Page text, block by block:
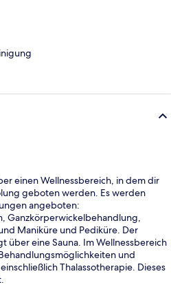
einen Wellnessbereich, in dem dir
geboten werden. Es werden
angeboten:
Ganzkörperwickelbehandlung,
Maniküre und Pediküre. Der
über eine Sauna. Im Wellnessbereich
und
Thalassotherapie. Dieses